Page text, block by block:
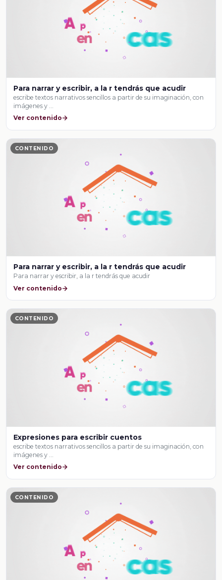
Para narrar y escribir, a la r tendrás que acudir
escribe textos narrativos sencillos a partir de su imaginación, con
imágenes y …
Ver contenido
CONTENIDO
Para narrar y escribir, a la r tendrás que acudir
Para narrar y escribir, a la r tendrás que acudir
Ver contenido
CONTENIDO
Expresiones para escribir cuentos
escribe textos narrativos sencillos a partir de su imaginación, con
imágenes y …
Ver contenido
CONTENIDO